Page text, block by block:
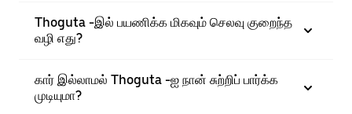
Thoguta -இல் பயணிக்க மிகவும் செலவு குறைந்த
வழி எது?
கார் இல்லாமல் Thoguta -ஐ நான் சுற்றிப் பார்க்க
முடியுமா?